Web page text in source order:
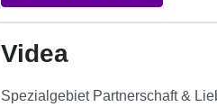
Videa
Spezialgebiet Partnerschaft &